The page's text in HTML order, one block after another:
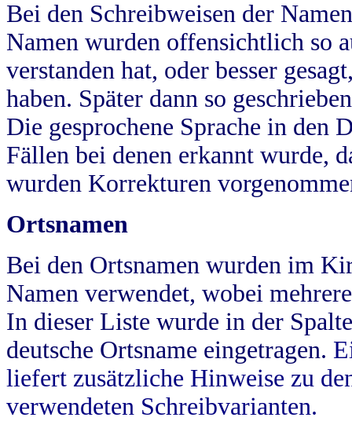
Bei den Schreibweisen der
Namen wurden offensichtlich so
verstanden hat, oder besser
haben. Später dann so
Die gesprochene Sprache in
Fällen bei denen erkannt wurde,
wurden Korrekturen
Ortsnamen
Bei den Ortsnamen wurden im
Namen verwendet, wobei
In dieser Liste wurde in der
deutsche Ortsname eingetragen.
liefert zusätzliche Hinweise zu
verwendeten Schreibvarianten.